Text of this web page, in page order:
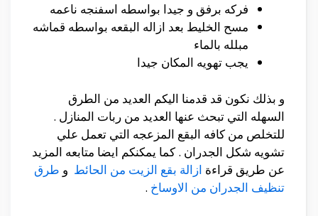
فركه برفق و جيدا بواسطه اسفنجه ناعمه
مسح الخليط بعد ازاله البقعه بواسطه قماشه
مبلله بالماء
يجب تهويه المكان جيدا
و بذلك نكون قد قدمنا اليكم العديد من الطرق
السهله التي تبحث عنها العديد من ربات المنازل .
للتخلص من كافه البقع المزعجه التي تعمل علي
تشويه شكل الجدران . كما يمكنكم ايضا متابعه المزيد
عن طريق قراءة ازالة بقع الزيت من الحائط و طرق
تنظيف الجدران من الاوساخ .